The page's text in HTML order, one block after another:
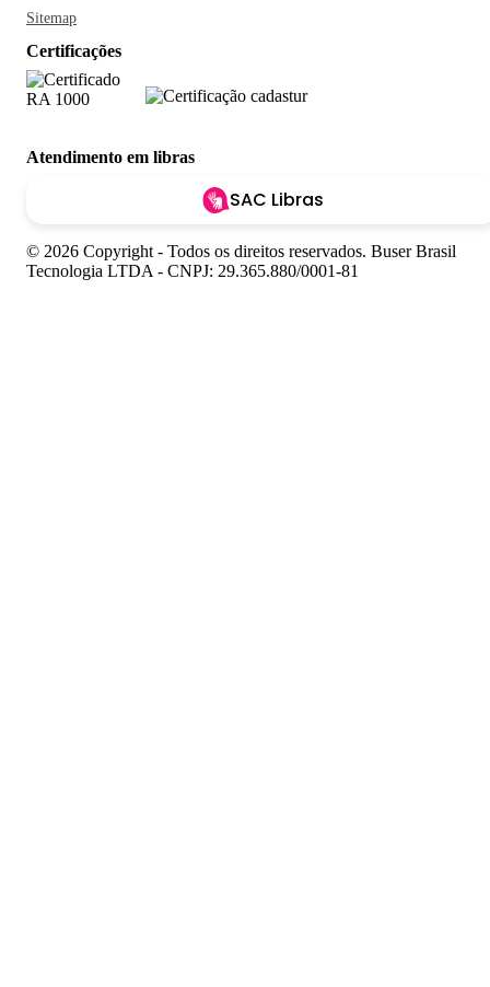
Sitemap
Certificações
Atendimento em libras
SAC Libras
© 2026 Copyright - Todos os direitos reservados. Buser Brasil
Tecnologia LTDA - CNPJ: 29.365.880/0001-81